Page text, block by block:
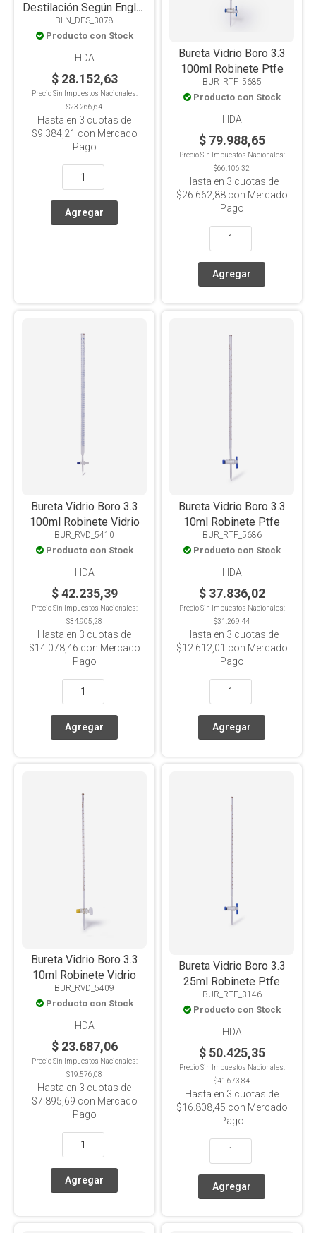
Destilación Según Engler
500ml
BLN_DES_3078
Producto con Stock
HDA
$ 28.152,63
Precio Sin Impuestos Nacionales:
$23.266,64
Hasta en 3 cuotas de
$9.384,21 con Mercado
Pago
Bureta Vidrio Boro 3.3
100ml Robinete Ptfe
BUR_RTF_5685
Producto con Stock
HDA
$ 79.988,65
Precio Sin Impuestos Nacionales:
$66.106,32
Hasta en 3 cuotas de
$26.662,88con Mercado
Pago
Bureta Vidrio Boro 3.3
100ml Robinete Vidrio
BUR_RVD_5410
Producto con Stock
HDA
$ 42.235,39
Precio Sin Impuestos Nacionales:
$34.905,28
Hasta en 3 cuotas de
$14.078,46 con Mercado
Pago
Bureta Vidrio Boro 3.3
10ml Robinete Ptfe
BUR_RTF_5686
Producto con Stock
HDA
$ 37.836,02
Precio Sin Impuestos Nacionales:
$31.269,44
Hasta en 3 cuotas de
$12.612,01 con Mercado
Pago
Bureta Vidrio Boro 3.3
10ml Robinete Vidrio
BUR_RVD_5409
Producto con Stock
HDA
$ 23.687,06
Precio Sin Impuestos Nacionales:
$19.576,08
Hasta en 3 cuotas de
$7.895,69 con Mercado
Pago
Bureta Vidrio Boro 3.3
25ml Robinete Ptfe
BUR_RTF_3146
Producto con Stock
HDA
$ 50.425,35
Precio Sin Impuestos Nacionales:
$41.673,84
Hasta en 3 cuotas de
$16.808,45 con Mercado
Pago